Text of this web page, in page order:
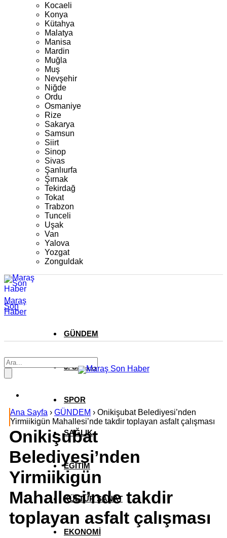
Kocaeli
Konya
Kütahya
Malatya
Manisa
Mardin
Muğla
Muş
Nevşehir
Niğde
Ordu
Osmaniye
Rize
Sakarya
Samsun
Siirt
Sinop
Sivas
Şanlıurfa
Şırnak
Tekirdağ
Tokat
Trabzon
Tunceli
Uşak
Van
Yalova
Yozgat
Zonguldak
Maraş
Son
Haber
GÜNDEM
3. SAYFA
SPOR
SAĞLIK
EĞİTİM
KÜLTÜR SANAT
EKONOMİ
Ana Sayfa › GÜNDEM › Onikişubat Belediyesi’nden
Yirmiikigün Mahallesi’nde takdir toplayan asfalt çalışması
Onikişubat
Belediyesi’nden
Yirmiikigün
Mahallesi’nde takdir
toplayan asfalt çalışması